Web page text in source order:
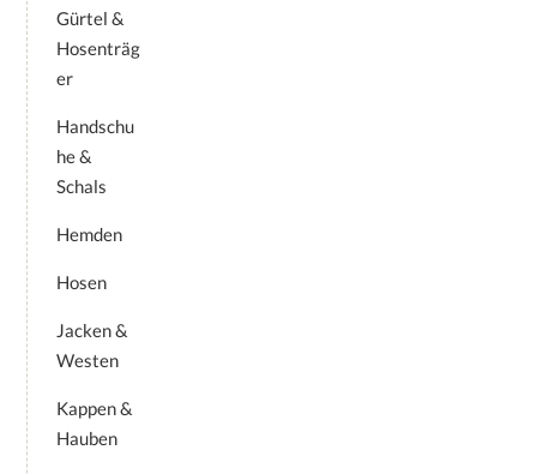
Gürtel &
Hosenträg
er
Handschu
he &
Schals
Hemden
Hosen
Jacken &
Westen
Kappen &
Hauben